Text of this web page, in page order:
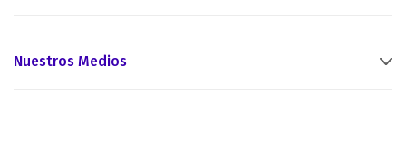
Nuestros Medios